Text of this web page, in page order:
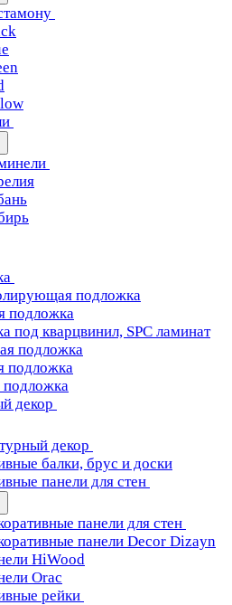
подложка
подложка
под кварцвинил, SPC ламинат
подложка
подложка
декор
декор
балки, брус и доски
панели для стен
панели для стен
панели Decor Dizayn
HiWood
Orac
рейки